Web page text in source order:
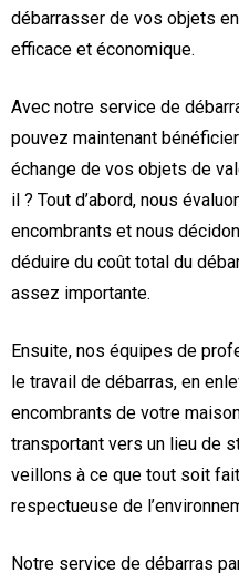
débarrasser de vos objets
efficace et économique.
Avec notre service de
pouvez maintenant
échange de vos objets de
il ? Tout d’abord, nous
encombrants et nous
déduire du coût total du
assez importante.
Ensuite, nos équipes de
le travail de débarras, en
encombrants de votre
transportant vers un lieu de
veillons à ce que tout soit
respectueuse de
Notre service de débarras